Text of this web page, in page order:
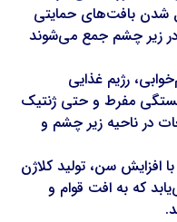
شدن بافت‌های حمایتی
زیر چشم جمع می‌شوند
رژیم غذایی
مفرط و حتی ژنتیک
در ناحیه زیر چشم و
با افزایش سن، تولید کلاژن
که به افت قوام و